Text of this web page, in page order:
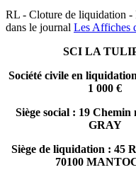
RL - Cloture de liquidation -
dans le journal Les Affiches
SCI LA
Société civile en
1 000 €
Siège social : 19 Chemin
GRAY
Siège de liquidation : 45
70100